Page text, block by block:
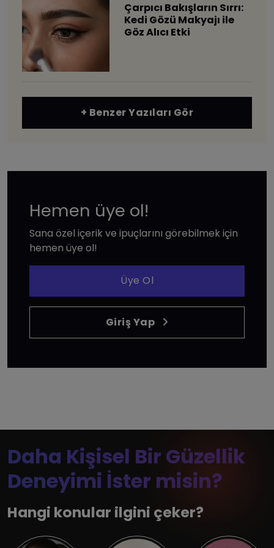
Çarpıcı Bakışların Sırrı:
Kedi Gözü Makyajı ile
Göz Alıcı Etki
+ Benzer Yazıları Gör
Hemen üye ol!
Sana özel içerik ve ipuçlarını görebilmek için
hemen üye ol!
Üye Ol
Giriş Yap
Daha Kişisel Bir Güzellik
Deneyimi İster misin?
Hangi konular ilgini çeker?